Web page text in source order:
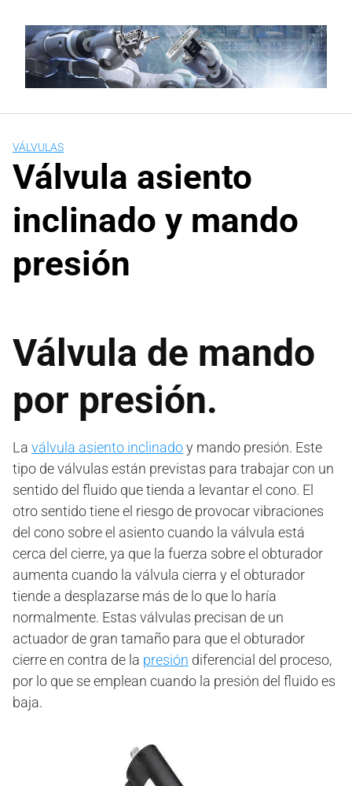
contenido
VÁLVULAS
Válvula asiento
inclinado y mando
presión
Válvula de mando
por presión.
La válvula asiento inclinadoy mando presión. Este
tipo de válvulas están previstas para trabajar con un
sentido del fluido que tienda a levantar el cono. El
otro sentido tiene el riesgo de provocar vibraciones
del cono sobre el asiento cuando la válvula está
cerca del cierre, ya que la fuerza sobre el obturador
aumenta cuando la válvula cierra y el obturador
tiende a desplazarse más de lo que lo haría
normalmente. Estas válvulas precisan de un
actuador de gran tamaño para que el obturador
cierre en contra de la presión diferencial del proceso,
por lo que se emplean cuando la presión del fluido es
baja.